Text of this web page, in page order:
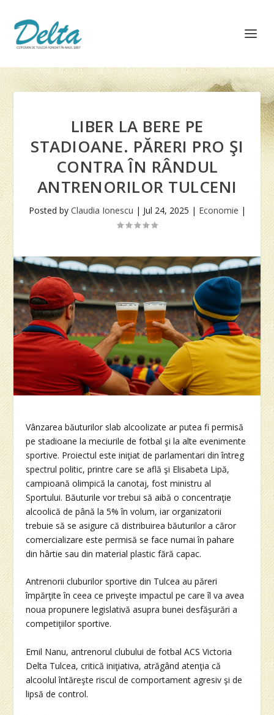
LIBER LA BERE PE
STADIOANE. PĂRERI PRO ŞI
CONTRA ÎN RÂNDUL
ANTRENORILOR TULCENI
Posted by Claudia Ionescu | Jul 24, 2025 | Economie |
Vânzarea băuturilor slab alcoolizate ar putea fi permisă
pe stadioane la meciurile de fotbal şi la alte evenimente
sportive. Proiectul este iniţiat de parlamentari din întreg
spectrul politic, printre care se află şi Elisabeta Lipă,
campioană olimpică la canotaj, fost ministru al
Sportului. Băuturile vor trebui să aibă o concentraţie
alcoolică de până la 5% în volum, iar organizatorii
trebuie să se asigure că distribuirea băuturilor a căror
comercializare este permisă se face numai în pahare
din hârtie sau din material plastic fără capac.
Antrenorii cluburilor sportive din Tulcea au păreri
împărţite în ceea ce priveşte impactul pe care îl va avea
noua propunere legislativă asupra bunei desfăşurări a
competiţiilor sportive.
Emil Nanu, antrenorul clubului de fotbal ACS Victoria
Delta Tulcea, critică iniţiativa, atrăgând atenţia că
alcoolul întăreşte riscul de comportament agresiv şi de
lipsă de control.